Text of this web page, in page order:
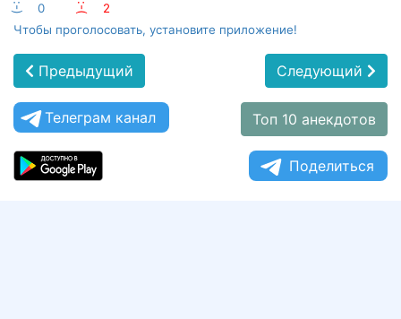
:-) 0 :-(
2
Чтобы проголосовать, установите приложение!
Предыдущий Следующий
Телеграм канал Топ 10 анекдотов
Поделиться